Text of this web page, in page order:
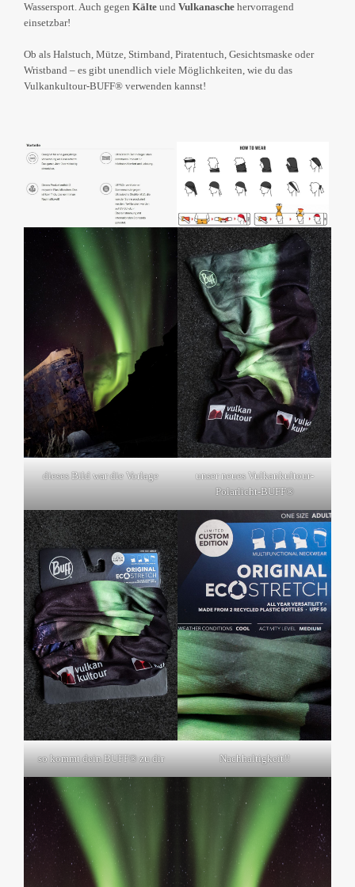
Wassersport. Auch gegen Kälte und Vulkanasche hervorragend
einsetzbar!
Ob als Halstuch, Mütze, Stirnband, Piratentuch, Gesichtsmaske oder
Wristband – es gibt unendlich viele Möglichkeiten, wie du das
Vulkankultour-BUFF® verwenden kannst!
dieses Bild war die Vorlage
unser neues Vulkankultour-
Polarlicht-BUFF®
so kommt dein BUFF® zu dir Nachhaltigkeit!!